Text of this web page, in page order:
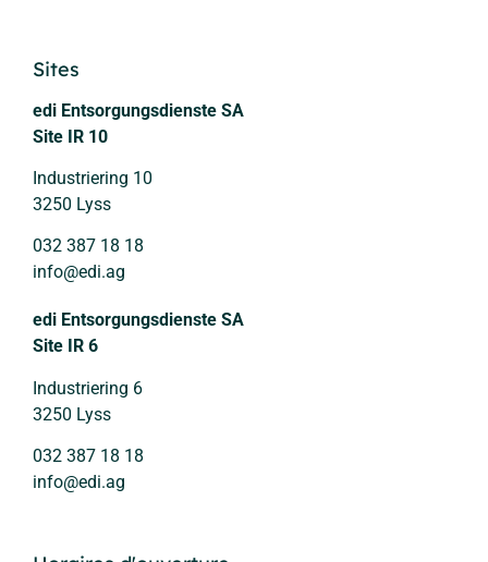
Sites
edi Entsorgungsdienste SA
Site IR 10
Industriering 10
3250 Lyss
032 387 18 18
info@edi.ag
edi Entsorgungsdienste SA
Site IR 6
Industriering 6
3250 Lyss
032 387 18 18
info@edi.ag